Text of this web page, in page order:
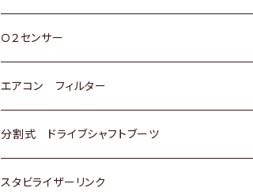
スバル
三菱
スバル
ダイハツ
マツダ
三菱
スバル
ダイハツ
三菱
スバル
ホンダ
スズキ
日産
いすゞ
Ｏ２センサー
トヨタ
ホンダ
スズキ
エアコン フィルター
トヨタ
ホンダ
分割式 ドライブシャフトブーツ
トヨタ
スタビライザーリンク